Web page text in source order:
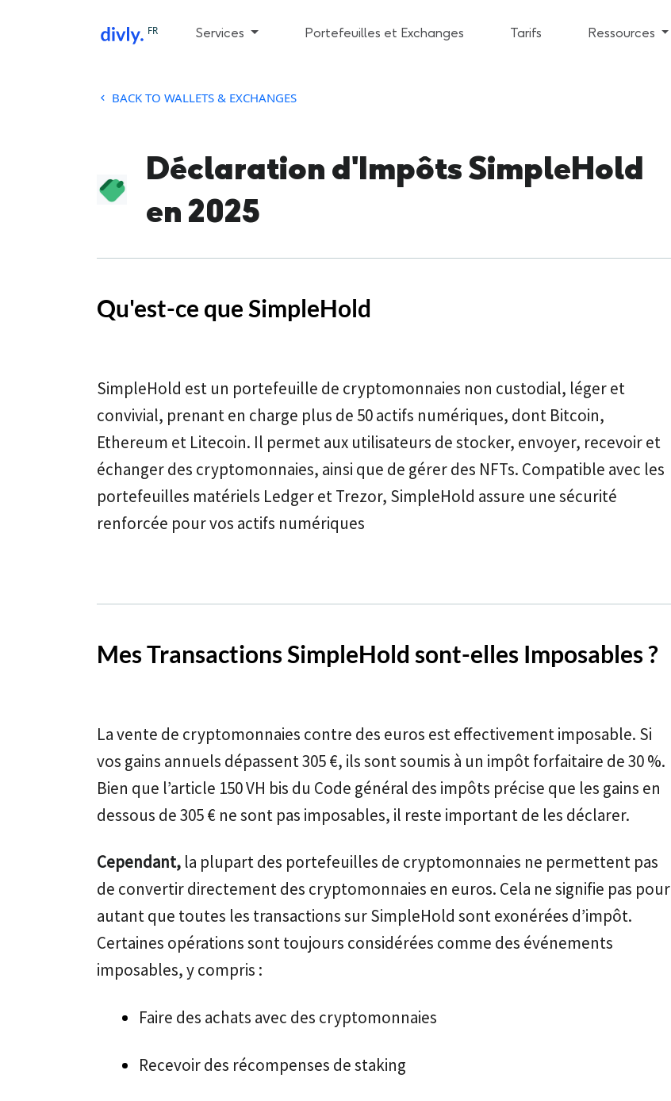
FR Services Portefeuilles et Exchanges Tarifs Ressources
BACK TO WALLETS & EXCHANGES
Déclaration d'Impôts SimpleHold
en 2025
Qu'est-ce que SimpleHold
SimpleHold est un portefeuille de cryptomonnaies non custodial, léger et
convivial, prenant en charge plus de 50 actifs numériques, dont Bitcoin,
Ethereum et Litecoin. Il permet aux utilisateurs de stocker, envoyer, recevoir et
échanger des cryptomonnaies, ainsi que de gérer des NFTs. Compatible avec les
portefeuilles matériels Ledger et Trezor, SimpleHold assure une sécurité
renforcée pour vos actifs numériques
Mes Transactions SimpleHold sont-elles Imposables ?
La vente de cryptomonnaies contre des euros est effectivement imposable. Si
vos gains annuels dépassent 305 €, ils sont soumis à un impôt forfaitaire de 30 %.
Bien que l’article 150 VH bis du Code général des impôts précise que les gains en
dessous de 305 € ne sont pas imposables, il reste important de les déclarer.
Cependant, la plupart des portefeuilles de cryptomonnaies ne permettent pas
de convertir directement des cryptomonnaies en euros. Cela ne signifie pas pour
autant que toutes les transactions sur SimpleHold sont exonérées d’impôt.
Certaines opérations sont toujours considérées comme des événements
imposables, y compris :
Faire des achats avec des cryptomonnaies
Recevoir des récompenses de staking